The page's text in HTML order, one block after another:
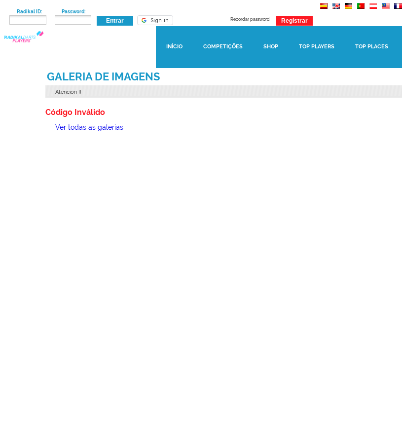
Radikal ID: Password:
Recordar password
INÍCIO COMPETIÇÕES SHOP TOP PLAYERS TOP PLACES
GALERIA DE IMAGENS
Atención !!
Código Inválido
Ver todas as galerias